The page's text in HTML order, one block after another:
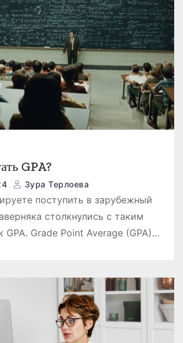
GPA?
Зура Терлоева
поступить в зарубежный
столкнулись с таким
GPA. Grade Point Average (GPA)…